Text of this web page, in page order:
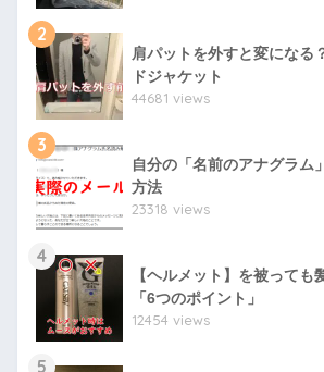
2
肩パットを外すと変になる
ドジャケット
44681 views
3
自分の「名前のアナグラム
方法
23318 views
4
【ヘルメット】を被っても
「6つのポイント」
12454 views
5